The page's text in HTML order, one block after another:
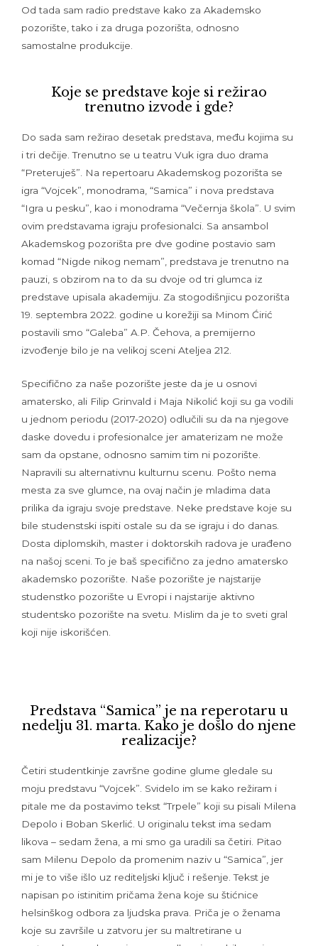
Od tada sam radio predstave kako za Akademsko
pozorište, tako i za druga pozorišta, odnosno
samostalne produkcije.
Koje se predstave koje si režirao
trenutno izvode i gde?
Do sada sam režirao desetak predstava, među kojima su
i tri dečije. Trenutno se u teatru Vuk igra duo drama
“Preteruješ”. Na repertoaru Akademskog pozorišta se
igra “Vojcek”, monodrama, “Samica” i nova predstava
“Igra u pesku”, kao i monodrama “Večernja škola”. U svim
ovim predstavama igraju profesionalci. Sa ansambol
Akademskog pozorišta pre dve godine postavio sam
komad “Nigde nikog nemam”, predstava je trenutno na
pauzi, s obzirom na to da su dvoje od tri glumca iz
predstave upisala akademiju. Za stogodišnjicu pozorišta
19. septembra 2022. godine u korežiji sa Minom Ćirić
postavili smo “Galeba” A.P. Čehova, a premijerno
izvođenje bilo je na velikoj sceni Ateljea 212.
Specifično za naše pozorište jeste da je u osnovi
amatersko, ali Filip Grinvald i Maja Nikolić koji su ga vodili
u jednom periodu (2017-2020) odlučili su da na njegove
daske dovedu i profesionalce jer amaterizam ne može
sam da opstane, odnosno samim tim ni pozorište.
Napravili su alternativnu kulturnu scenu. Pošto nema
mesta za sve glumce, na ovaj način je mladima data
prilika da igraju svoje predstave. Neke predstave koje su
bile studenstski ispiti ostale su da se igraju i do danas.
Dosta diplomskih, master i doktorskih radova je urađeno
na našoj sceni. To je baš specifično za jedno amatersko
akademsko pozorište. Naše pozorište je najstarije
studenstko pozorište u Evropi i najstarije aktivno
studentsko pozorište na svetu. Mislim da je to sveti gral
koji nije iskorišćen.
Predstava “Samica” je na reperotaru u
nedelju 31. marta. Kako je došlo do njene
realizacije?
Četiri studentkinje završne godine glume gledale su
moju predstavu “Vojcek”. Svidelo im se kako režiram i
pitale me da postavimo tekst “Trpele” koji su pisali Milena
Depolo i Boban Skerlić. U originalu tekst ima sedam
likova – sedam žena, a mi smo ga uradili sa četiri. Pitao
sam Milenu Depolo da promenim naziv u “Samica”, jer
mi je to više išlo uz rediteljski ključ i rešenje. Tekst je
napisan po istinitim pričama žena koje su štićnice
helsinškog odbora za ljudska prava. Priča je o ženama
koje su završile u zatvoru jer su maltretirane u